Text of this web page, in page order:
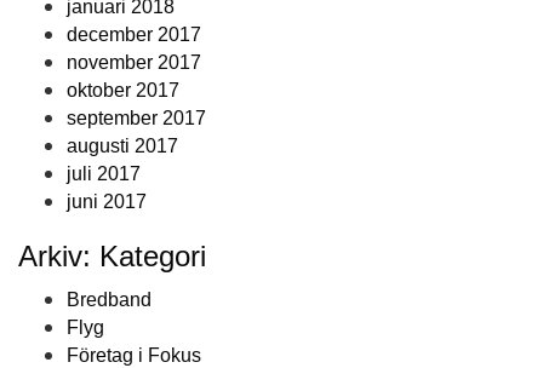
januari 2018
december 2017
november 2017
oktober 2017
september 2017
augusti 2017
juli 2017
juni 2017
Arkiv: Kategori
Bredband
Flyg
Företag i Fokus